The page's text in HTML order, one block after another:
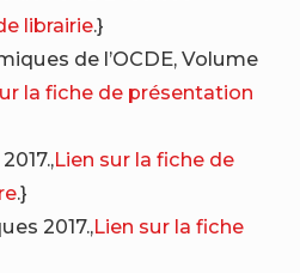
librairie.}
de l’OCDE, Volume
la fiche de présentation
Lien sur la fiche de
.}
2017.,Lien sur la fiche